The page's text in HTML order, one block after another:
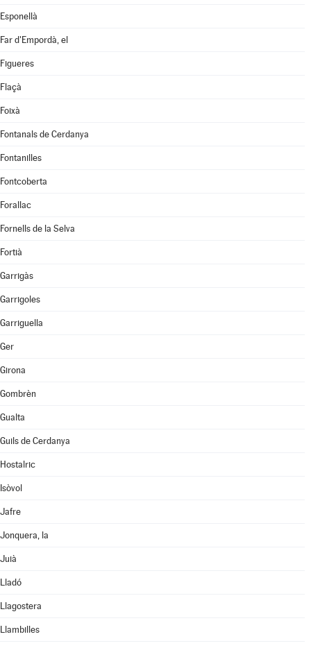
Esponellà
Far d'Empordà, el
Figueres
Flaçà
Foixà
Fontanals de Cerdanya
Fontanilles
Fontcoberta
Forallac
Fornells de la Selva
Fortià
Garrigàs
Garrigoles
Garriguella
Ger
Girona
Gombrèn
Gualta
Guils de Cerdanya
Hostalric
Isòvol
Jafre
Jonquera, la
Juià
Lladó
Llagostera
Llambilles